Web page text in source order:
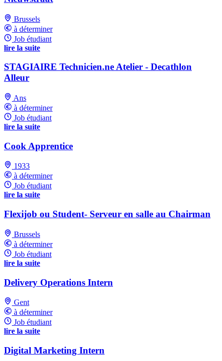
Brussels
à déterminer
Job étudiant
lire la suite
STAGIAIRE Technicien.ne Atelier - Decathlon
Alleur
Ans
à déterminer
Job étudiant
lire la suite
Cook Apprentice
1933
à déterminer
Job étudiant
lire la suite
Flexijob ou Student- Serveur en salle au Chairman
Brussels
à déterminer
Job étudiant
lire la suite
Delivery Operations Intern
Gent
à déterminer
Job étudiant
lire la suite
Digital Marketing Intern